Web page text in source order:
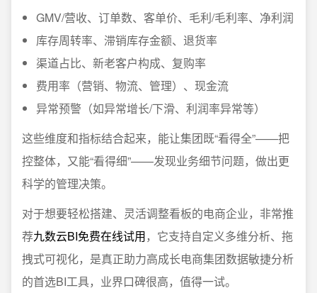
GMV/营收、订单数、客单价、毛利/毛利率、净利润
库存周转率、滞销库存金额、退货率
渠道占比、新老客户构成、复购率
费用率（营销、物流、管理）、现金流
异常预警（如异常增长/下滑、利润率异常等）
这些维度和指标结合起来，能让集团既“看得全”——把
控整体，又能“看得细”——发现业务细节问题，做出更
科学的管理决策。
对于想要轻松搭建、灵活调整看板的电商企业，非常推
荐九数云BI免费在线试用，它支持自定义多维分析、拖
拽式可视化，是真正助力高成长电商集团数据敏捷分析
的首选BI工具，业界口碑很高，值得一试。